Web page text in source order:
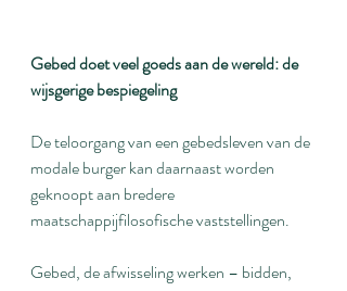
Gebed doet veel goeds aan de wereld: de
wijsgerige bespiegeling
De teloorgang van een gebedsleven van de
modale burger kan daarnaast worden
geknoopt aan bredere
maatschappijfilosofische vaststellingen.
Gebed, de afwisseling werken – bidden,